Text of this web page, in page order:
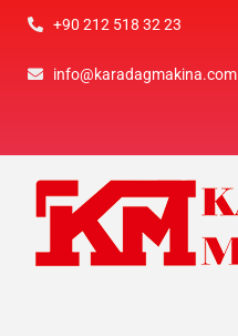
+90 212 518 32 23
info@karadagmakina.com